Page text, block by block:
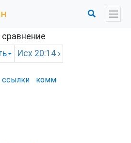
сравнение
Исх 20:14 ›
ссылки комм